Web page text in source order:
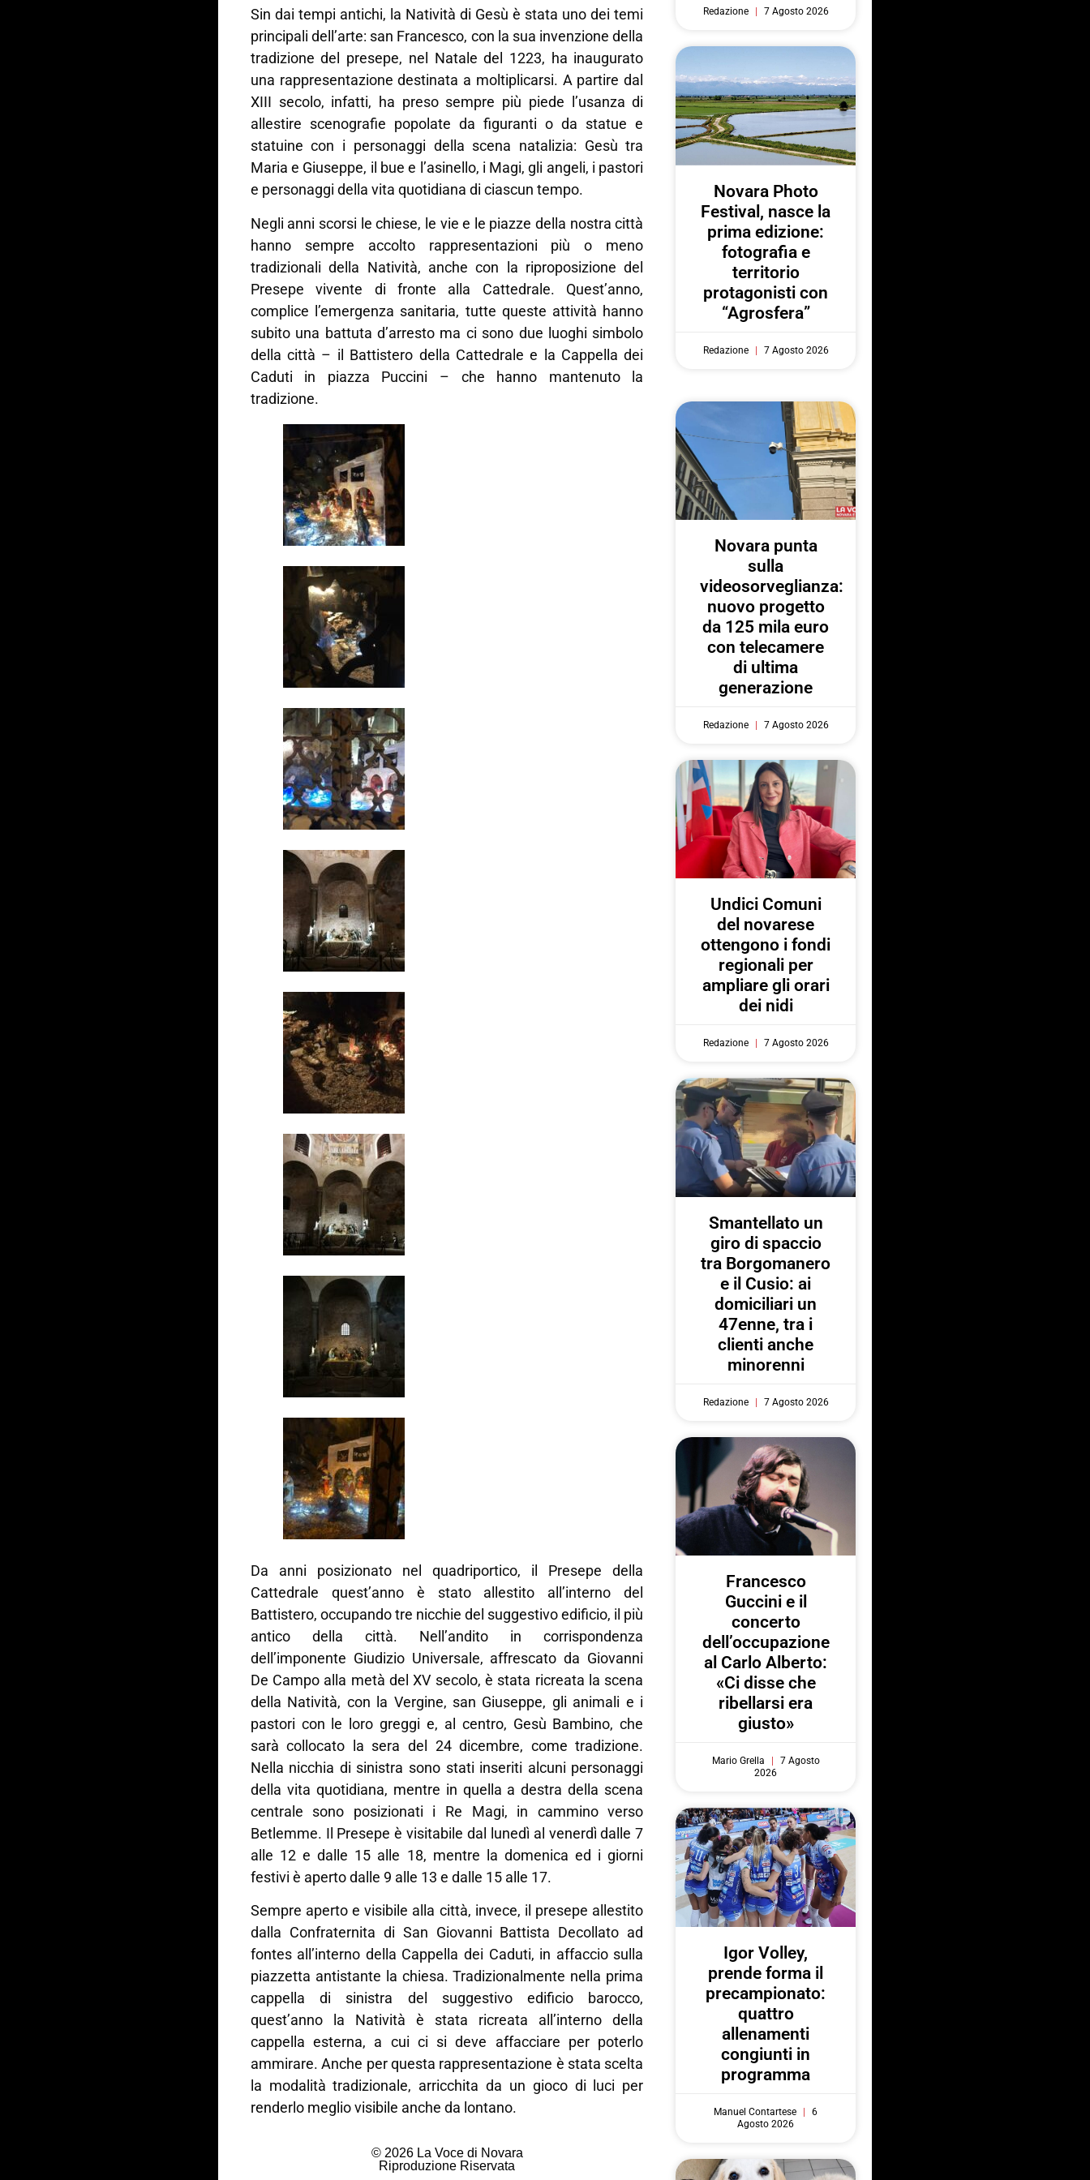
Sin dai tempi antichi, la Natività di Gesù è stata uno dei temi
principali dell’arte: san Francesco, con la sua invenzione della
tradizione del presepe, nel Natale del 1223, ha inaugurato
una rappresentazione destinata a moltiplicarsi. A partire dal
XIII secolo, infatti, ha preso sempre più piede l’usanza di
allestire scenografie popolate da figuranti o da statue e
statuine con i personaggi della scena natalizia: Gesù tra
Maria e Giuseppe, il bue e l’asinello, i Magi, gli angeli, i pastori
e personaggi della vita quotidiana di ciascun tempo.
Negli anni scorsi le chiese, le vie e le piazze della nostra città
hanno sempre accolto rappresentazioni più o meno
tradizionali della Natività, anche con la riproposizione del
Presepe vivente di fronte alla Cattedrale. Quest’anno,
complice l’emergenza sanitaria, tutte queste attività hanno
subito una battuta d’arresto ma ci sono due luoghi simbolo
della città – il Battistero della Cattedrale e la Cappella dei
Caduti in piazza Puccini – che hanno mantenuto la
tradizione.
Da anni posizionato nel quadriportico, il Presepe della
Cattedrale quest’anno è stato allestito all’interno del
Battistero, occupando tre nicchie del suggestivo edificio, il più
antico della città. Nell’andito in corrispondenza
dell’imponente Giudizio Universale, affrescato da Giovanni
De Campo alla metà del XV secolo, è stata ricreata la scena
della Natività, con la Vergine, san Giuseppe, gli animali e i
pastori con le loro greggi e, al centro, Gesù Bambino, che
sarà collocato la sera del 24 dicembre, come tradizione.
Nella nicchia di sinistra sono stati inseriti alcuni personaggi
della vita quotidiana, mentre in quella a destra della scena
centrale sono posizionati i Re Magi, in cammino verso
Betlemme. Il Presepe è visitabile dal lunedì al venerdì dalle 7
alle 12 e dalle 15 alle 18, mentre la domenica ed i giorni
festivi è aperto dalle 9 alle 13 e dalle 15 alle 17.
Sempre aperto e visibile alla città, invece, il presepe allestito
dalla Confraternita di San Giovanni Battista Decollato ad
fontes all’interno della Cappella dei Caduti, in affaccio sulla
piazzetta antistante la chiesa. Tradizionalmente nella prima
cappella di sinistra del suggestivo edificio barocco,
quest’anno la Natività è stata ricreata all’interno della
cappella esterna, a cui ci si deve affacciare per poterlo
ammirare. Anche per questa rappresentazione è stata scelta
la modalità tradizionale, arricchita da un gioco di luci per
renderlo meglio visibile anche da lontano.
© 2026 La Voce di Novara
Riproduzione Riservata
Redazione 7 Agosto 2026
Novara Photo
Festival, nasce la
prima edizione:
fotografia e
territorio
protagonisti con
“Agrosfera”
Redazione 7 Agosto 2026
Novara punta
sulla
videosorveglianza:
nuovo progetto
da 125 mila euro
con telecamere
di ultima
generazione
Redazione 7 Agosto 2026
Undici Comuni
del novarese
ottengono i fondi
regionali per
ampliare gli orari
dei nidi
Redazione 7 Agosto 2026
Smantellato un
giro di spaccio
tra Borgomanero
e il Cusio: ai
domiciliari un
47enne, tra i
clienti anche
minorenni
Redazione 7 Agosto 2026
Francesco
Guccini e il
concerto
dell’occupazione
al Carlo Alberto:
«Ci disse che
ribellarsi era
giusto»
Mario Grella
7 Agosto
2026
Igor Volley,
prende forma il
precampionato:
quattro
allenamenti
congiunti in
programma
Manuel Contartese
6
Agosto 2026